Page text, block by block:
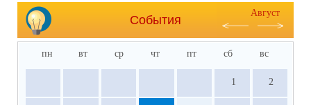
События
Август
пн вт ср чт пт сб вс
1 2